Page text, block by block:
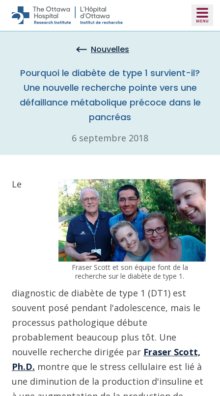
Skip to main content
Nouvelles
Pourquoi le diabète de type 1 survient-il?
Une nouvelle recherche pointe vers une
défaillance métabolique précoce dans le
pancréas
6 septembre 2018
Fraser Scott et son équipe font de la
recherche sur le diabète de type 1.
Le
diagnostic de diabète de type 1 (DT1) est
souvent posé pendant l'adolescence, mais le
processus pathologique débute
probablement beaucoup plus tôt. Une
nouvelle recherche dirigée par Fraser Scott,
Ph.D. montre que le stress cellulaire est lié à
une diminution de la production d'insuline et